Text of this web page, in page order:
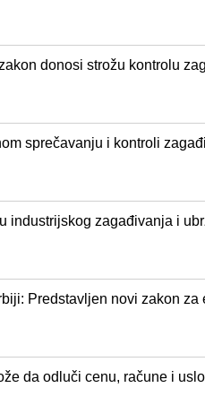
donosi strožu kontrolu
sprečavanju i kontroli
industrijskog zagađivanja i
Predstavljen novi zakon za
da odluči cenu, račune i